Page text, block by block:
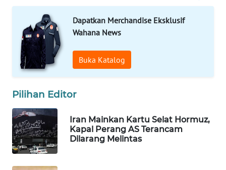
Dapatkan Merchandise Eksklusif
Wahana News
Buka Katalog
Pilihan Editor
Iran Mainkan Kartu Selat Hormuz,
Kapal Perang AS Terancam
Dilarang Melintas
WAHANANEWS
ID
WAHANANEWS
WAHANANEWS
NET
WAHANA